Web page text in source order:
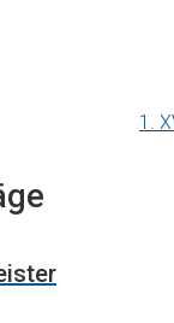
1.